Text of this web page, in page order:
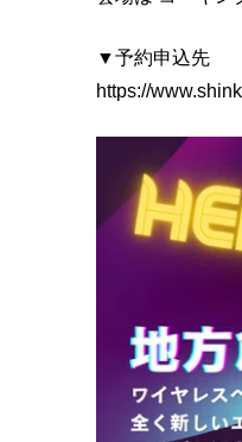
▼予約申込先
https://